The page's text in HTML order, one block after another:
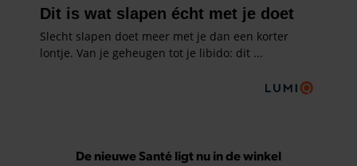
De nieuwe Santé ligt nu in de winkel